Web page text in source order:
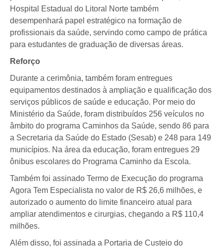
Hospital Estadual do Litoral Norte também
desempenhará papel estratégico na formação de
profissionais da saúde, servindo como campo de prática
para estudantes de graduação de diversas áreas.
Reforço
Durante a cerimônia, também foram entregues
equipamentos destinados à ampliação e qualificação dos
serviços públicos de saúde e educação. Por meio do
Ministério da Saúde, foram distribuídos 256 veículos no
âmbito do programa Caminhos da Saúde, sendo 86 para
a Secretaria da Saúde do Estado (Sesab) e 248 para 149
municípios. Na área da educação, foram entregues 29
ônibus escolares do Programa Caminho da Escola.
Também foi assinado Termo de Execução do programa
Agora Tem Especialista no valor de R$ 26,6 milhões, e
autorizado o aumento do limite financeiro atual para
ampliar atendimentos e cirurgias, chegando a R$ 110,4
milhões.
Além disso, foi assinada a Portaria de Custeio do